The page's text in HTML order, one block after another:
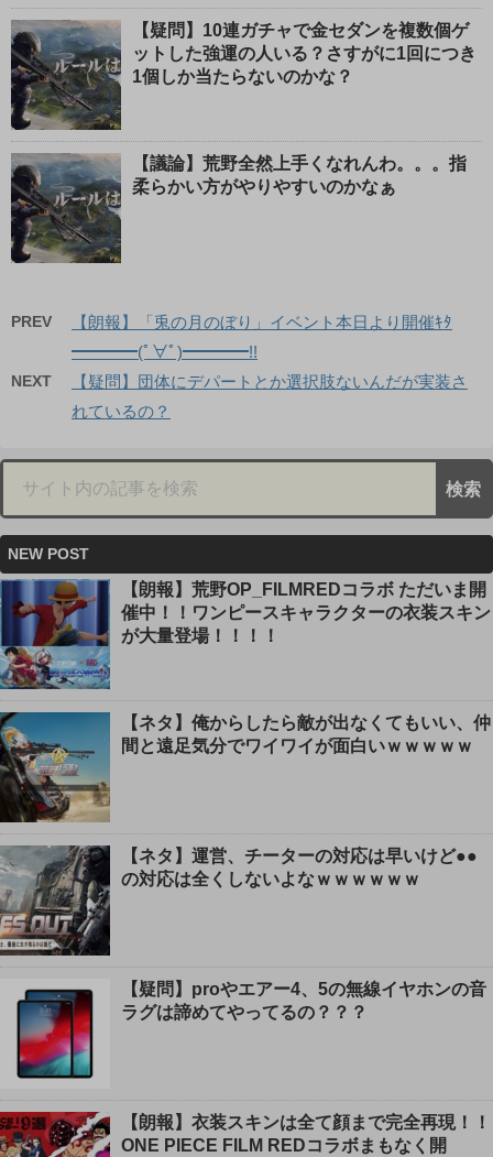
【疑問】10連ガチャで金セダンを複数個ゲ
ットした強運の人いる？さすがに1回につき
1個しか当たらないのかな？
【議論】荒野全然上手くなれんわ。。。指
柔らかい方がやりやすいのかなぁ
PREV
【朗報】「兎の月のぼり」イベント本日より開催ｷﾀ
━━━━(ﾟ∀ﾟ)━━━━!!
NEXT
【疑問】団体にデパートとか選択肢ないんだが実装さ
れているの？
NEW POST
【朗報】荒野OP_FILMREDコラボ ただいま開
催中！！ワンピースキャラクターの衣装スキン
が大量登場！！！！
【ネタ】俺からしたら敵が出なくてもいい、仲
間と遠足気分でワイワイが面白いｗｗｗｗｗ
【ネタ】運営、チーターの対応は早いけど●●
の対応は全くしないよなｗｗｗｗｗｗ
【疑問】proやエアー4、5の無線イヤホンの音
ラグは諦めてやってるの？？？
【朗報】衣装スキンは全て顔まで完全再現！！
ONE PIECE FILM REDコラボまもなく開